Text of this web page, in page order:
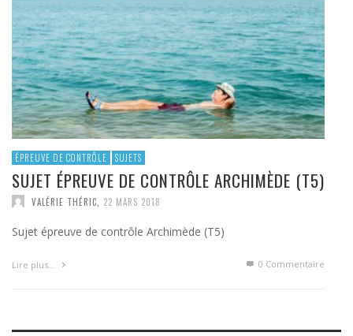
ÉPREUVE DE CONTRÔLE SUJETS
SUJET ÉPREUVE DE CONTRÔLE ARCHIMÈDE (T5)
VALÉRIE THÉRIC 22 MARS 2018
Sujet épreuve de contrôle Archimède (T5)
Lire plus… 0 Commentaire